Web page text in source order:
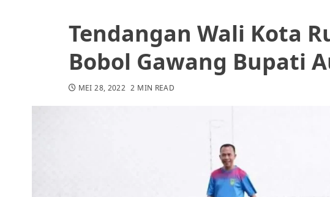
Tendangan Wali Kota
Bobol Gawang Bupati
MEI 28, 2022 2 MIN READ